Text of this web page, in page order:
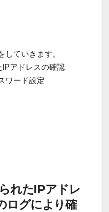
していきます。
IPアドレスの確認
ワード設定
れたIPアドレ
ログにより確